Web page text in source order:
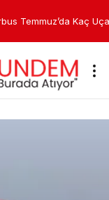
Temmuz’da Kaç